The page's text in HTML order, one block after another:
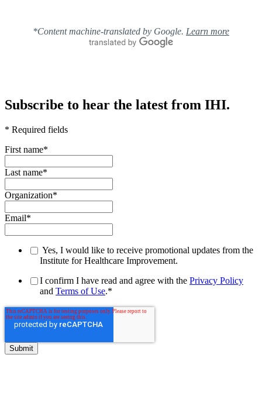
*Content machine-translated by Google. Learn more
Subscribe to hear the latest from IHI.
* Required fields
First name*
Last name*
Organization*
Email*
Yes, I would like to receive promotional updates from the
Institute for Healthcare Improvement.
I confirm I have read and agree with the Privacy Policy
and Terms of Use.*